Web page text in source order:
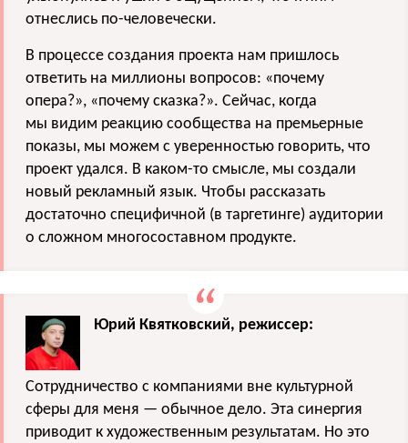
отнеслись по-человечески.
В процессе создания проекта нам пришлось
ответить на миллионы вопросов: «почему
опера?», «почему сказка?». Сейчас, когда
мы видим реакцию сообщества на премьерные
показы, мы можем с уверенностью говорить, что
проект удался. В каком-то смысле, мы создали
новый рекламный язык. Чтобы рассказать
достаточно специфичной (в таргетинге) аудитории
о сложном многосоставном продукте.
Юрий Квятковский, режиссер:
Сотрудничество с компаниями вне культурной
сферы для меня — обычное дело. Эта синергия
приводит к художественным результатам. Но это